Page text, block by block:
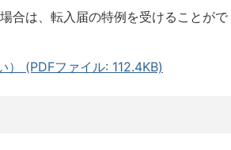
合は、転入届の特例を受けることがで
） (PDFファイル: 112.4KB)